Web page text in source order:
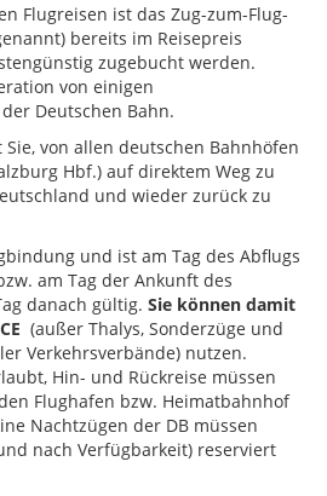
Flugreisen ist das Zug-zum-Flug-
bereits im Reisepreis
zugebucht werden.
von einigen
Deutschen Bahn.
von allen deutschen Bahnhöfen
Hbf.) auf direktem Weg zu
und wieder zurück zu
und ist am Tag des Abflugs
am Tag der Ankunft des
danach gültig. Sie können damit
(außer Thalys, Sonderzüge und
Verkehrsverbände) nutzen.
Hin- und Rückreise müssen
Flughafen bzw. Heimatbahnhof
Nachtzügen der DB müssen
nach Verfügbarkeit) reserviert